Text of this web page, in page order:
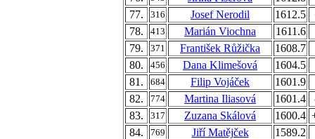
77.
316 Josef Nerodil 1612.5
78.
413 Marián Viochna
1611.6
79.
371 František Růžička
1608.7
80.
456 Dana Klimešová
1604.5
81.
684 Filip Vojáček
1601.9
82.
774 Martina Iliasová 1601.4
83.
317 Zuzana Skálová 1600.4
84.
769 Jiří Matějček
1589.2